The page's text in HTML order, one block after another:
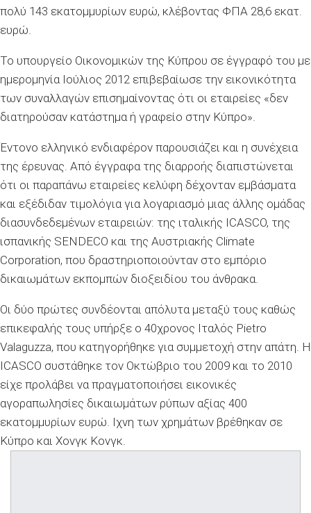
πολύ 143 εκατομμυρίων ευρώ, κλέβοντας ΦΠΑ 28,6 εκατ.
ευρώ.
Το υπουργείο Οικονομικών της Κύπρου σε έγγραφό του με
ημερομηνία Ιούλιος 2012 επιβεβαίωσε την εικονικότητα
των συναλλαγών επισημαίνοντας ότι οι εταιρείες «δεν
διατηρούσαν κατάστημα ή γραφείο στην Κύπρο».
Έντονο ελληνικό ενδιαφέρον παρουσιάζει και η συνέχεια
της έρευνας. Από έγγραφα της διαρροής διαπιστώνεται
ότι οι παραπάνω εταιρείες κελύφη δέχονταν εμβάσματα
και εξέδιδαν τιμολόγια για λογαριασμό μιας άλλης ομάδας
διασυνδεδεμένων εταιρειών: της ιταλικής ICASCO, της
ισπανικής SENDECO και της Αυστριακής Climate
Corporation, που δραστηριοποιούνταν στο εμπόριο
δικαιωμάτων εκπομπών διοξειδίου του άνθρακα.
Οι δύο πρώτες συνδέονται απόλυτα μεταξύ τους καθώς
επικεφαλής τους υπήρξε ο 40χρονος Ιταλός Pietro
Valaguzza, που κατηγορήθηκε για συμμετοχή στην απάτη. Η
ICASCO συστάθηκε τον Οκτώβριο του 2009 και το 2010
είχε προλάβει να πραγματοποιήσει εικονικές
αγοραπωλησίες δικαιωμάτων ρύπων αξίας 400
εκατομμυρίων ευρώ. Ιχνη των χρημάτων βρέθηκαν σε
Κύπρο και Χονγκ Κονγκ.